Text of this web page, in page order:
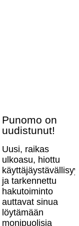
Punomo on
uudistunut!
Uusi, raikas
ulkoasu, hiottu
ja tarkennettu
hakutoiminto
auttavat sinua
löytämään
monipuolisia